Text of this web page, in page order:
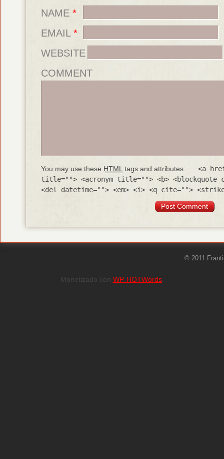
NAME *
EMAIL *
WEBSITE
COMMENT
You may use these HTMLtags and attributes:
<a
title=""> <acronym title=""> <b> <blockquote
<del datetime=""> <em> <i> <q cite="">
© 2011
Monetizado con WP-HOTWords.